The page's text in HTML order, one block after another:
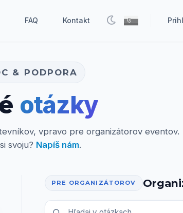
FAQ Kontakt
& PODPORA
otázky
vpravo pre organizátorov eventov.
svoju? Napíš nám.
PRE ORGANIZÁTOROV